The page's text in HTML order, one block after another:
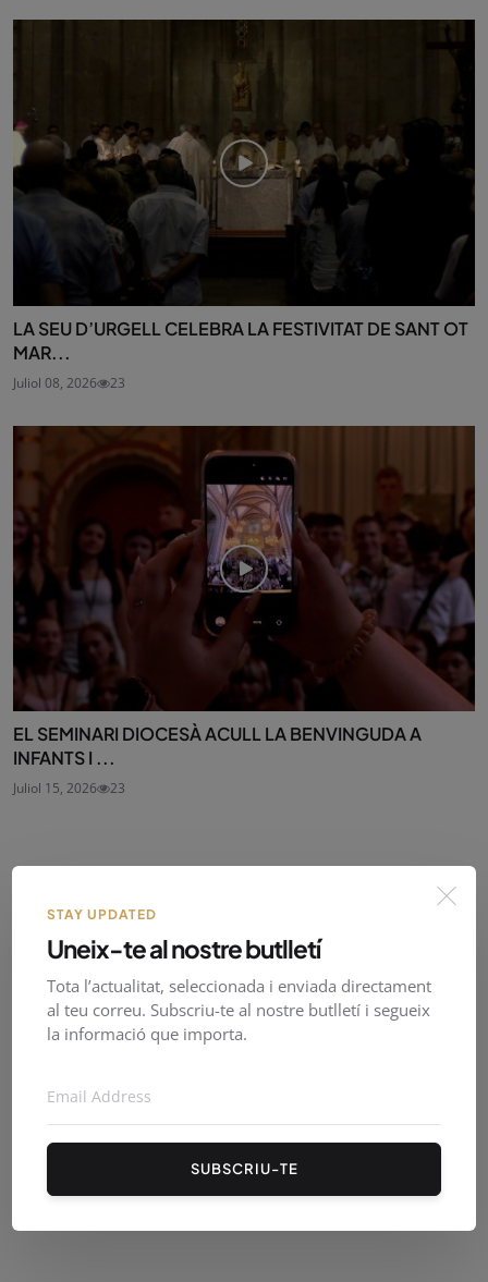
LA SEU D’URGELL CELEBRA LA FESTIVITAT DE SANT OT
MAR...
Juliol 08, 2026 23
EL SEMINARI DIOCESÀ ACULL LA BENVINGUDA A
INFANTS I ...
Juliol 15, 2026 23
STAY UPDATED
Uneix-te al nostre butlletí
Tota l’actualitat, seleccionada i enviada directament
al teu correu. Subscriu-te al nostre butlletí i segueix
la informació que importa.
SUBSCRIU-TE